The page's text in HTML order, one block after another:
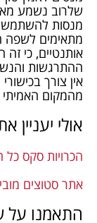
שלרוב נשמע
מנסות להשתמש
מתאימים לשפה
אותנטיים, כי
ההתרגשות
אין צורך
מהמקום האמיתי
אולי יעניין
הכרויות סקס
אתר סטוצים
התאמנו על